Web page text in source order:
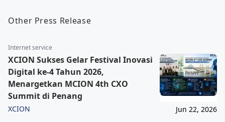
Other Press Release
Internet service
XCION Sukses Gelar Festival Inovasi
Digital ke-4 Tahun 2026,
Menargetkan MCION 4th CXO
Summit di Penang
XCION Jun 22, 2026